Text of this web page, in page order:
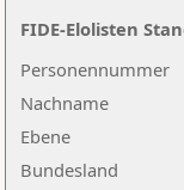
Nachname
Ebene
Personennummer
Bundesland
FIDE-Elolisten